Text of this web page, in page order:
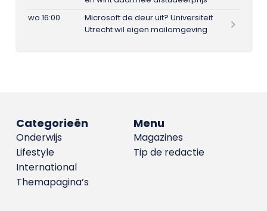
wo 16:00
Microsoft de deur uit? Universiteit
Utrecht wil eigen mailomgeving
Menu
Magazines
Tip de redactie
Categorieën
Onderwijs
Lifestyle
International
Themapagina’s